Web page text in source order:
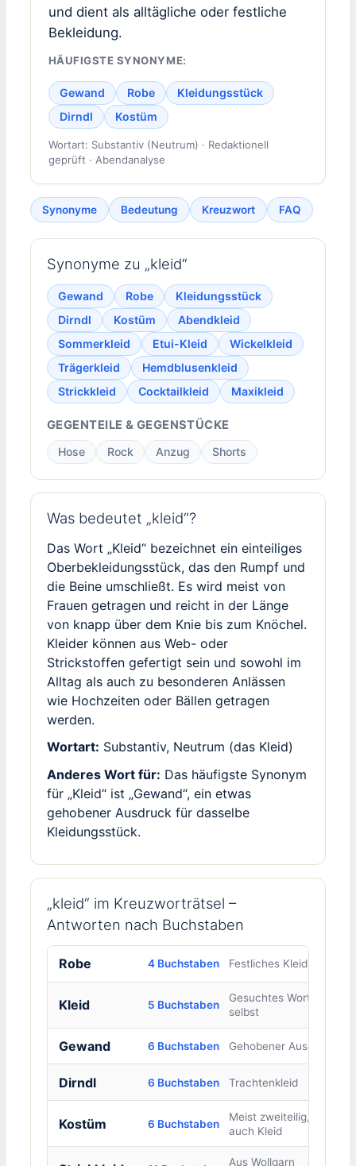
und dient als alltägliche oder festliche
Bekleidung.
HÄUFIGSTE SYNONYME:
Gewand Robe
Kleidungsstück
Dirndl
Kostüm
Wortart: Substantiv (Neutrum) · Redaktionell
geprüft · Abendanalyse
Synonyme Bedeutung Kreuzwort FAQ
Synonyme zu „kleid“
Gewand Robe
Kleidungsstück
Dirndl
Kostüm
Abendkleid
Sommerkleid
Etui-Kleid
Wickelkleid
Trägerkleid
Hemdblusenkleid
Strickkleid
Cocktailkleid Maxikleid
GEGENTEILE & GEGENSTÜCKE
Hose Rock Anzug Shorts
Was bedeutet „kleid“?
Das Wort „Kleid“ bezeichnet ein einteiliges
Oberbekleidungsstück, das den Rumpf und
die Beine umschließt. Es wird meist von
Frauen getragen und reicht in der Länge
von knapp über dem Knie bis zum Knöchel.
Kleider können aus Web- oder
Strickstoffen gefertigt sein und sowohl im
Alltag als auch zu besonderen Anlässen
wie Hochzeiten oder Bällen getragen
werden.
Wortart: Substantiv, Neutrum (das Kleid)
Anderes Wort für: Das häufigste Synonym
für „Kleid“ ist „Gewand“, ein etwas
gehobener Ausdruck für dasselbe
Kleidungsstück.
„kleid“ im Kreuzworträtsel –
Antworten nach Buchstaben
Robe 4 Buchstaben Festliches Kleid
Kleid 5 Buchstaben
Gesuchtes Wort
selbst
Gewand 6 Buchstaben Gehobener Ausdruck
Dirndl 6 Buchstaben Trachtenkleid
Kostüm 6 Buchstaben
Meist zweiteilig, aber
auch Kleid
Aus Wollgarn